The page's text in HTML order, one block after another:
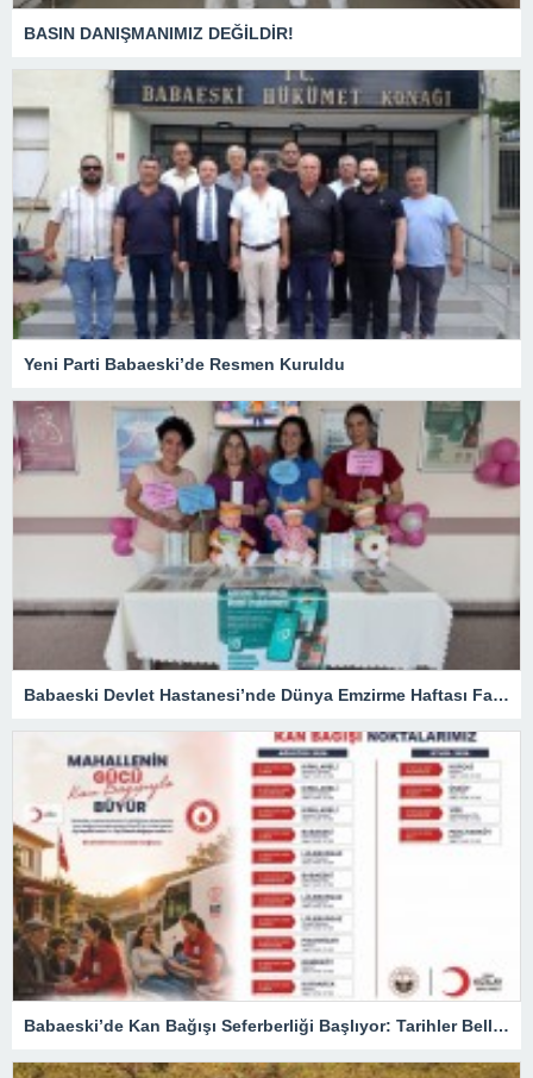
BASIN DANIŞMANIMIZ DEĞİLDİR!
Yeni Parti Babaeski’de Resmen Kuruldu
Babaeski Devlet Hastanesi’nde Dünya Emzirme Haftası Farkındalığı
Babaeski’de Kan Bağışı Seferberliği Başlıyor: Tarihler Belli Oldu